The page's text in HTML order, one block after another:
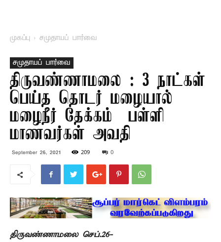
முகப்பு சமுதாயப் பார்வை
சமுதாயப் பார்வை
திருவண்ணாமலை : 3 நாட்கள்
பெய்த தொடர் மழையால்
மழைநீர் தேக்கம் – பள்ளி
மாணவர்கள் அவதி
September 26, 2021 209 0
திருவண்ணாமலை செப்.26-